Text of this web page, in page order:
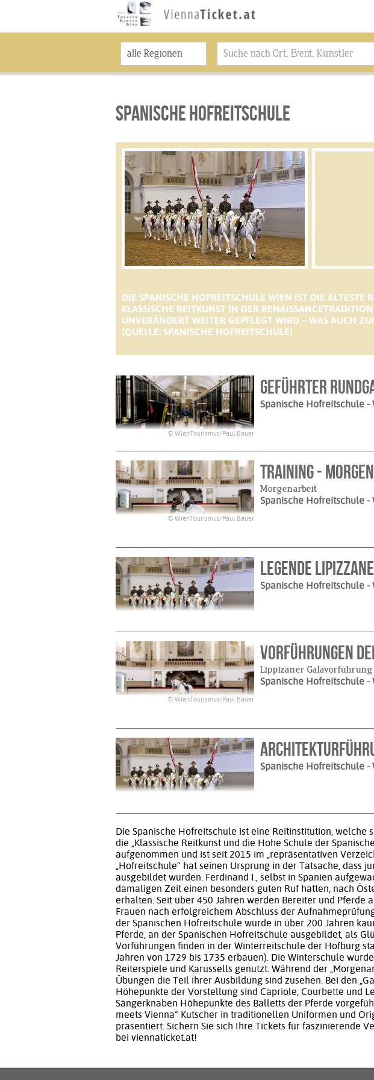
SPANISCHE HOFREITSCHULE
DIE SPANISCHE HOFREITSCHULE WIEN IST DIE
KLASSISCHE REITKUNST IN DER
UNVERÄNDERT WEITER GEPFLEGT WIRD – WAS AUCH
(QUELLE: SPANISCHE HOFREITSCHULE)
© WienTourismus/Paul Bauer
Geführter
Spanische Hofreitschule -
© WienTourismus/Paul Bauer
Training -
Morgenarbeit
Spanische Hofreitschule -
Legende
Spanische Hofreitschule -
© WienTourismus/Paul Bauer
Vorführungen
Lippizaner Galavorführung
Spanische Hofreitschule -
Spanische Hofreitschule -
Die Spanische Hofreitschule ist eine Reitinstitution,
die „Klassische Reitkunst und die Hohe Schule der
aufgenommen und ist seit 2015 im „repräsentativen
„Hofreitschule“ hat seinen Ursprung in der Tatsache, dass
ausgebildet wurden. Ferdinand I., selbst in Spanien
damaligen Zeit einen besonders guten Ruf hatten, nach
erhalten. Seit über 450 Jahren werden Bereiter und Pferde
Frauen nach erfolgreichem Abschluss der
der Spanischen Hofreitschule wurde in über 200 Jahren
Pferde, an der Spanischen Hofreitschule ausgebildet, als
Vorführungen finden in der Winterreitschule der Hofburg
Jahren von 1729 bis 1735 erbauen). Die Winterschule
Reiterspiele und Karussells genutzt. Während der
Übungen die Teil ihrer Ausbildung sind zusehen. Bei den
Höhepunkte der Vorstellung sind Capriole, Courbette und
Sängerknaben Höhepunkte des Balletts der Pferde
meets Vienna“ Kutscher in traditionellen Uniformen und
präsentiert. Sichern Sie sich Ihre Tickets für faszinierende
bei viennaticket.at!